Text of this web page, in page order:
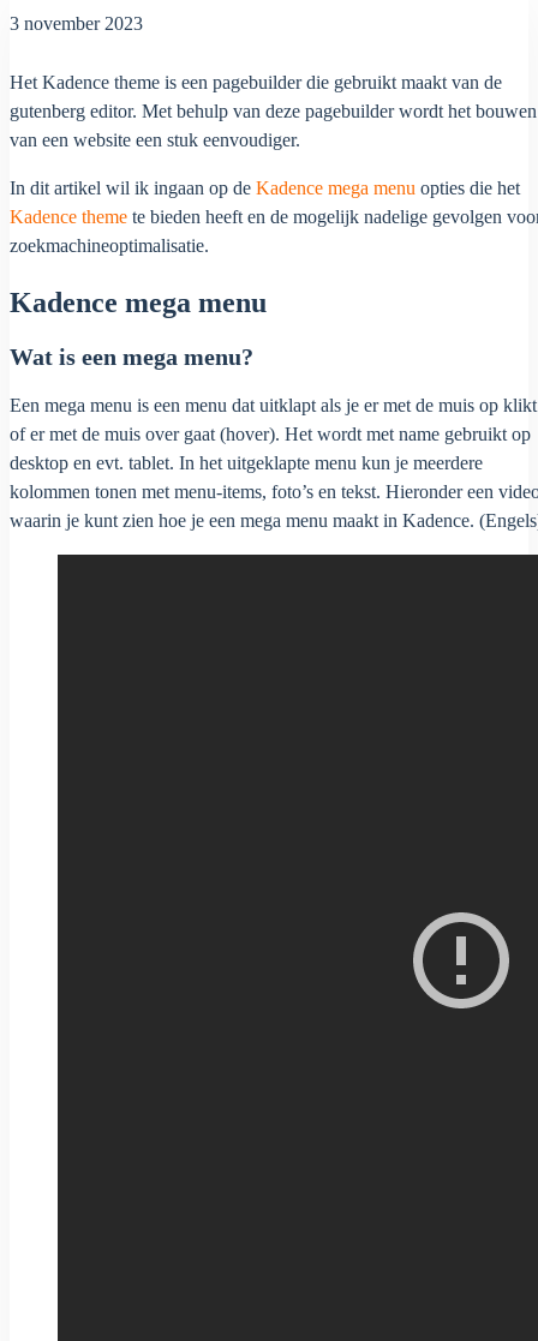
3 november 2023
Het Kadence theme is een pagebuilder die gebruikt maakt van de
gutenberg editor. Met behulp van deze pagebuilder wordt het bouwen
van een website een stuk eenvoudiger.
In dit artikel wil ik ingaan op de Kadence mega menu opties die het
Kadence theme te bieden heeft en de mogelijk nadelige gevolgen
zoekmachineoptimalisatie.
Kadence mega menu
Wat is een mega menu?
Een mega menu is een menu dat uitklapt als je er met de muis op klikt
of er met de muis over gaat (hover). Het wordt met name gebruikt op
desktop en evt. tablet. In het uitgeklapte menu kun je meerdere
kolommen tonen met menu-items, foto’s en tekst. Hieronder een
waarin je kunt zien hoe je een mega menu maakt in Kadence.